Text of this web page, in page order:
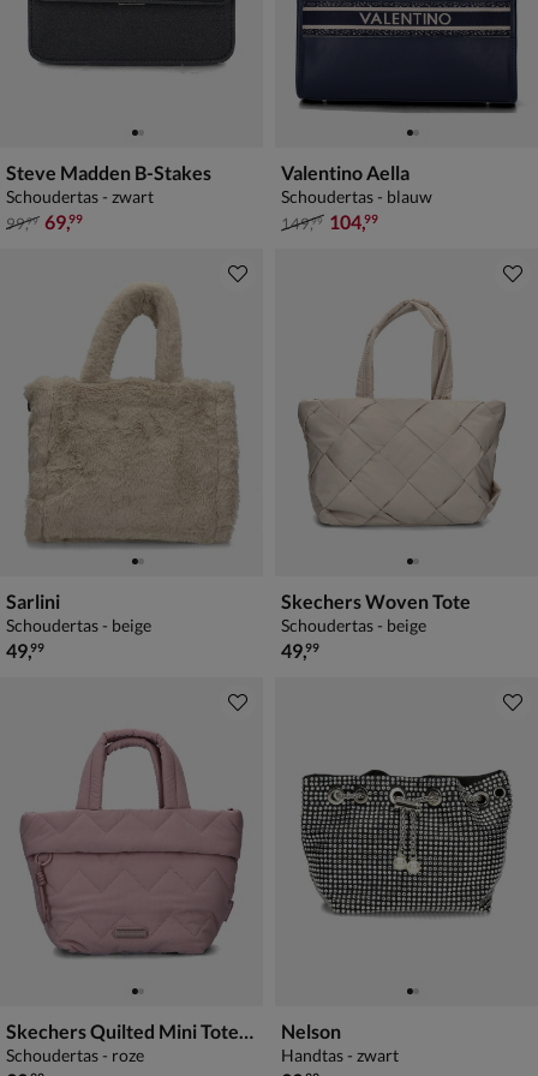
Steve Madden B-Stakes
Schoudertas - zwart
van € 99,99 voor € 69,99
99,99 69,99
Valentino Aella
Schoudertas - blauw
van € 149,99 voor € 104,99
149,99 104,99
Sarlini
Schoudertas - beige
€ 49,99
49,99
Skechers Woven Tote
Schoudertas - beige
€ 49,99
49,99
Skechers Quilted Mini Totebag
Schoudertas - roze
Nelson
Handtas - zwart